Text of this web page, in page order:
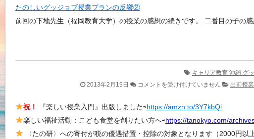
たのしいグッジョブ授業プランの反響②
前回の下地先生（福岡教育大学）の授業の感想の続きです。 二番目の子の
キャリア教育 沖縄 グ
2013年2月19日
楽
い
福
祉
コメントを受け付けていません 出前授
祝！ 『楽しい授業入門』出版しました⇨https://amzn.to/3Y7kbQi
楽しい福祉活動：こども食堂を創りたい方へ⇨https://tanokyo.com/
〈たの研〉への寄付が税の優遇措置・控除の対象となります（2000円以